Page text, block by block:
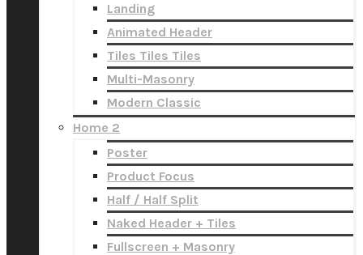
Landing
Animated Header
Tiles Tiles Tiles
Multi-Masonry
Modern Classic
Home 2
Poster
Product Focus
Half / Half Split
Naked Header + Tiles
Fullscreen + Masonry